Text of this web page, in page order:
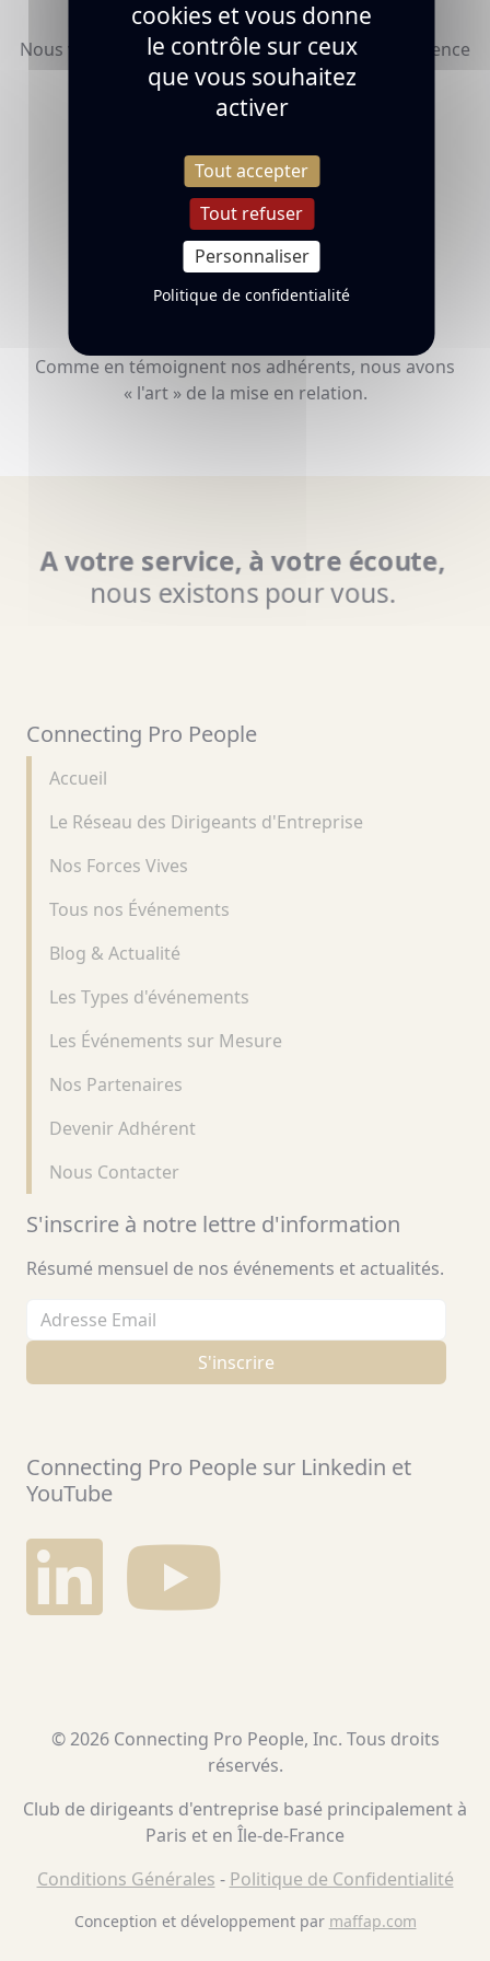
Nous veillons à vous faire vivre la meilleure expérience
possible.
Vous créez de nouveaux liens
Comme en témoignent nos adhérents, nous avons
« l'art » de la mise en relation.
A votre service, à votre écoute,
nous existons pour vous.
Connecting Pro People
Accueil
Le Réseau des Dirigeants d'Entreprise
Nos Forces Vives
Tous nos Événements
Blog & Actualité
Les Types d'événements
Les Événements sur Mesure
Nos Partenaires
Devenir Adhérent
Nous Contacter
S'inscrire à notre lettre d'information
Résumé mensuel de nos événements et actualités.
Adresse email
S'inscrire
Connecting Pro People sur Linkedin et
YouTube
© 2026 Connecting Pro People, Inc. Tous droits
réservés.
Club de dirigeants d'entreprise basé principalement à
Paris et en Île-de-France
Conditions Générales - Politique de Confidentialité
Conception et développement par maffap.com
cookies et vous donne
le contrôle sur ceux
que vous souhaitez
activer
Tout accepter
Tout refuser
Personnaliser
Politique de confidentialité